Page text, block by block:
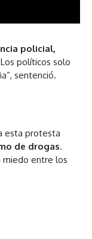
policial,
políticos solo
sentenció.
esta protesta
de drogas.
miedo entre los